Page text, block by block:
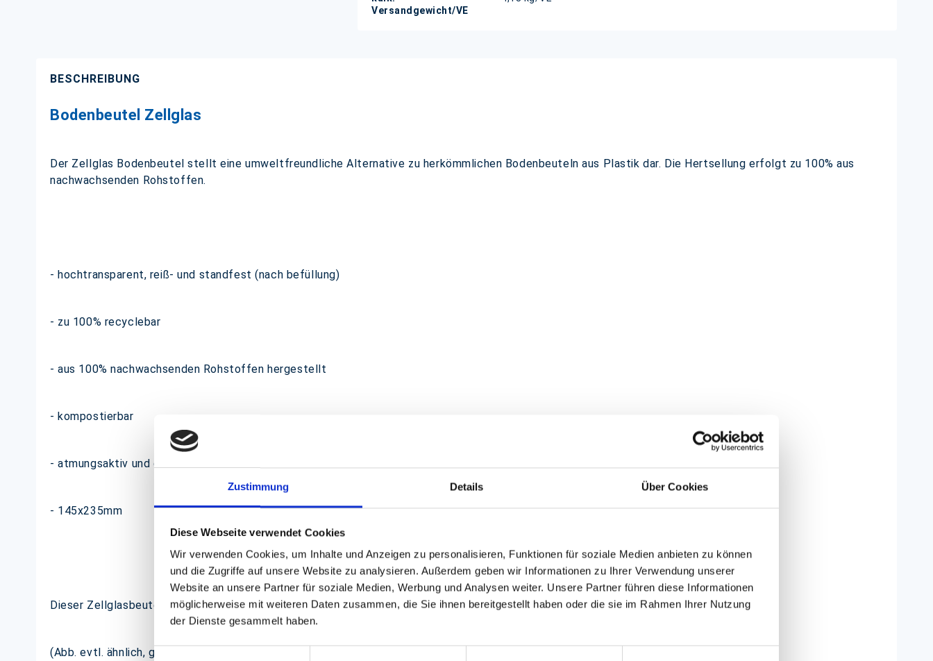
Zustimmung Details Über Cookies
Diese Webseite verwendet Cookies
Wir verwenden Cookies, um Inhalte und Anzeigen zu personalisieren, Funktionen für soziale Medien anbieten zu können
und die Zugriffe auf unsere Website zu analysieren. Außerdem geben wir Informationen zu Ihrer Verwendung unserer
Website an unsere Partner für soziale Medien, Werbung und Analysen weiter. Unsere Partner führen diese Informationen
möglicherweise mit weiteren Daten zusammen, die Sie ihnen bereitgestellt haben oder die sie im Rahmen Ihrer Nutzung
der Dienste gesammelt haben.
Einwilligungsauswahl
Versandgewicht/VE
BESCHREIBUNG
Bodenbeutel Zellglas
Der Zellglas Bodenbeutel stellt eine umweltfreundliche Alternative zu herkömmlichen Bodenbeuteln aus Plastik dar. Die Hertsellung erfolgt zu 100% aus
nachwachsenden Rohstoffen.
- hochtransparent, reiß- und standfest (nach befüllung)
- zu 100% recyclebar
- aus 100% nachwachsenden Rohstoffen hergestellt
- kompostierbar
- atmungsaktiv und dennoch Aromadicht
- 145x235mm
Dieser Zellglasbeutel bietet sich herrlich zum Verpacken von Süßigkeiten, Nüssen, Müsli und anderen Produkten an.
(Abb. evtl. ähnlich, ggf. ohne Dekoration)